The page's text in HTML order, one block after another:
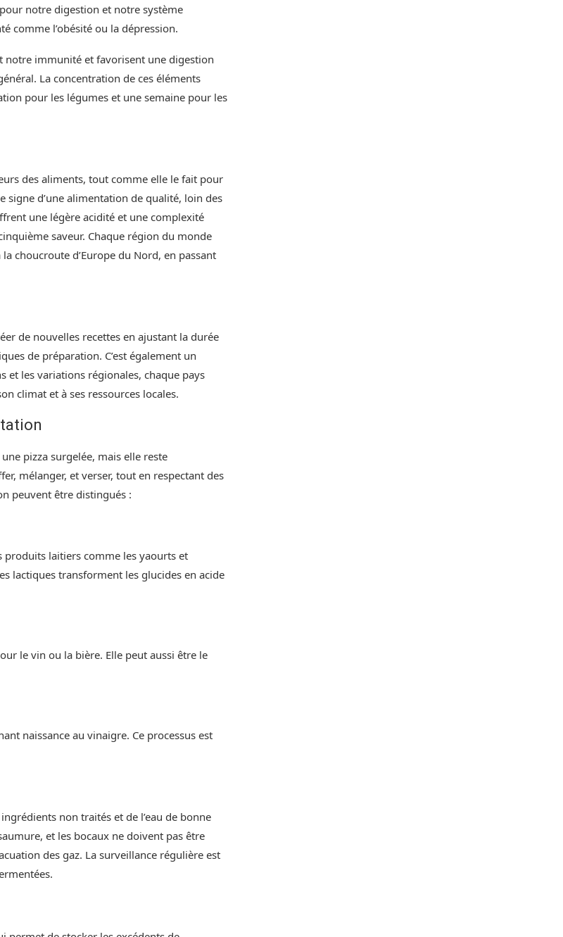
notre digestion et notre système
comme l’obésité ou la dépression.
immunité et favorisent une digestion
La concentration de ces éléments
pour les légumes et une semaine pour les
des aliments, tout comme elle le fait pour
d’une alimentation de qualité, loin des
une légère acidité et une complexité
saveur. Chaque région du monde
choucroute d’Europe du Nord, en passant
de nouvelles recettes en ajustant la durée
de préparation. C’est également un
et les variations régionales, chaque pays
climat et à ses ressources locales.
pizza surgelée, mais elle reste
mélanger, et verser, tout en respectant des
peuvent être distingués :
produits laitiers comme les yaourts et
lactiques transforment les glucides en acide
le vin ou la bière. Elle peut aussi être le
naissance au vinaigre. Ce processus est
non traités et de l’eau de bonne
et les bocaux ne doivent pas être
des gaz. La surveillance régulière est